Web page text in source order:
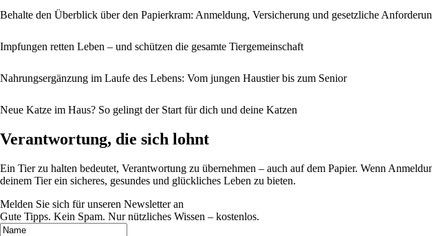
Behalte den Überblick über den Papierkram: Anmeldung, Versicherung und gesetzliche
Impfungen retten Leben – und schützen die gesamte Tiergemeinschaft
Nahrungsergänzung im Laufe des Lebens: Vom jungen Haustier bis zum Senior
Neue Katze im Haus? So gelingt der Start für dich und deine Katzen
Verantwortung, die sich lohnt
Ein Tier zu halten bedeutet, Verantwortung zu übernehmen – auch auf dem Papier. Wenn
deinem Tier ein sicheres, gesundes und glückliches Leben zu bieten.
Melden Sie sich für unseren Newsletter an
Gute Tipps. Kein Spam. Nur nützliches Wissen – kostenlos.